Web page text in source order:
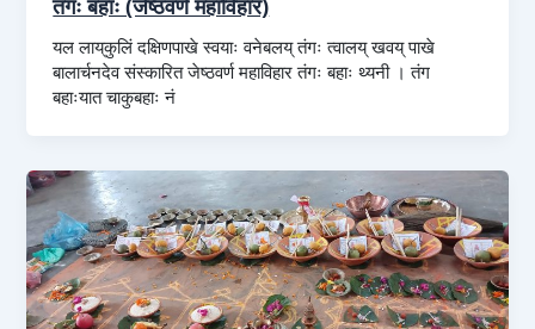
तंगः बहाः (जेष्ठवर्ण महाविहार)
यल लाय्‌कुलिं दक्षिणपाखे स्वयाः वनेबलय्‌ तंगः त्वालय्‌ खवय्‌ पाखे
बालार्चनदेव संस्कारित जेष्ठवर्ण महाविहार तंगः बहाः थ्यनी । तंग
बहाःयात चाकुबहाः नं